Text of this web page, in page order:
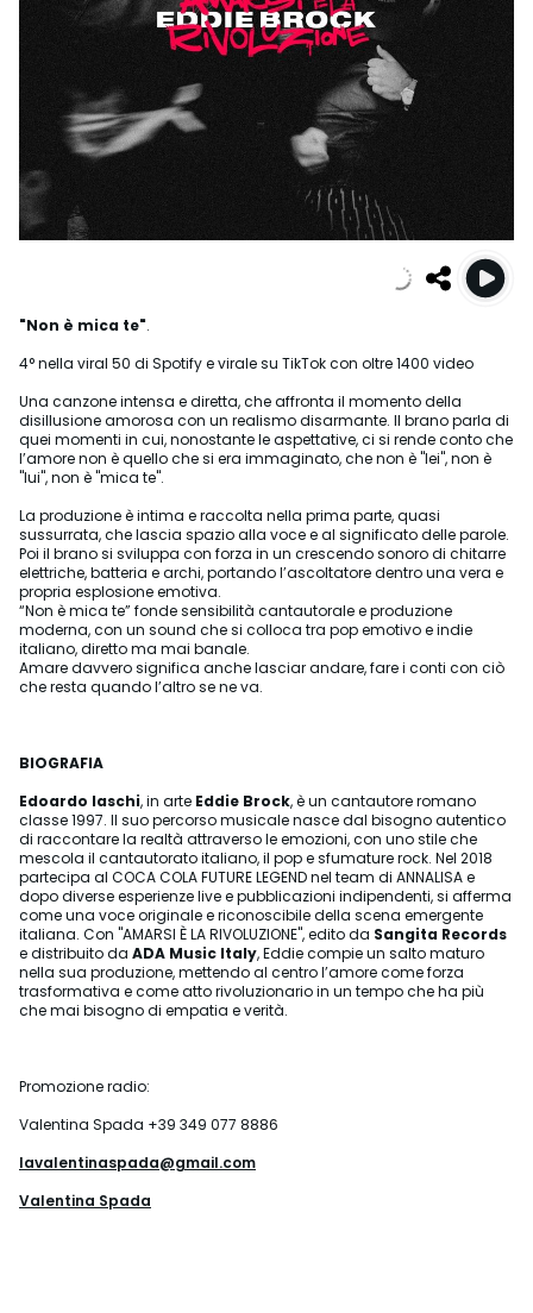
"Non è mica te".
4° nella viral 50 di Spotify e virale su TikTok con oltre 1400 video
Una canzone intensa e diretta, che affronta il momento della
disillusione amorosa con un realismo disarmante. Il brano parla di
quei momenti in cui, nonostante le aspettative, ci si rende conto che
l’amore non è quello che si era immaginato, che non è "lei", non è
"lui", non è "mica te".
La produzione è intima e raccolta nella prima parte, quasi
sussurrata, che lascia spazio alla voce e al significato delle parole.
Poi il brano si sviluppa con forza in un crescendo sonoro di chitarre
elettriche, batteria e archi, portando l’ascoltatore dentro una vera e
propria esplosione emotiva.
“Non è mica te” fonde sensibilità cantautorale e produzione
moderna, con un sound che si colloca tra pop emotivo e indie
italiano, diretto ma mai banale.
Amare davvero significa anche lasciar andare, fare i conti con ciò
che resta quando l’altro se ne va.
BIOGRAFIA
Edoardo Iaschi, in arte Eddie Brock, è un cantautore romano
classe 1997. Il suo percorso musicale nasce dal bisogno autentico
di raccontare la realtà attraverso le emozioni, con uno stile che
mescola il cantautorato italiano, il pop e sfumature rock. Nel 2018
partecipa al COCA COLA FUTURE LEGEND nel team di ANNALISA e
dopo diverse esperienze live e pubblicazioni indipendenti, si afferma
come una voce originale e riconoscibile della scena emergente
italiana. Con "AMARSI È LA RIVOLUZIONE", edito da Sangita Records
e distribuito da ADA Music Italy, Eddie compie un salto maturo
nella sua produzione, mettendo al centro l’amore come forza
trasformativa e come atto rivoluzionario in un tempo che ha più
che mai bisogno di empatia e verità.
Promozione radio:
Valentina Spada +39 349 077 8886
lavalentinaspada@gmail.com
Valentina Spada